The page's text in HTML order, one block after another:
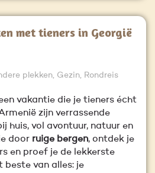
met tieners in Georgië
plekken, Gezin, Rondreis
vakantie die je tieners écht
zijn verrassende
huis, vol avontuur, natuur en
door ruige bergen, ontdek je
en proef je de lekkerste
beste van alles: je